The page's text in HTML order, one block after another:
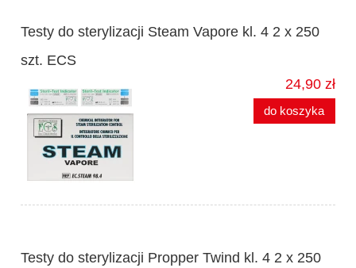
Testy do sterylizacji Steam Vapore kl. 4 2 x 250
szt. ECS
24,90 zł
do koszyka
Testy do sterylizacji Propper Twind kl. 4 2 x 250